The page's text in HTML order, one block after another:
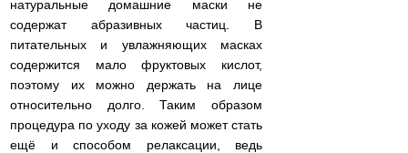
натуральные домашние маски не
содержат абразивных частиц. В
питательных и увлажняющих масках
содержится мало фруктовых кислот,
поэтому их можно держать на лице
относительно долго. Таким образом
процедура по уходу за кожей может стать
ещё и способом релаксации, ведь